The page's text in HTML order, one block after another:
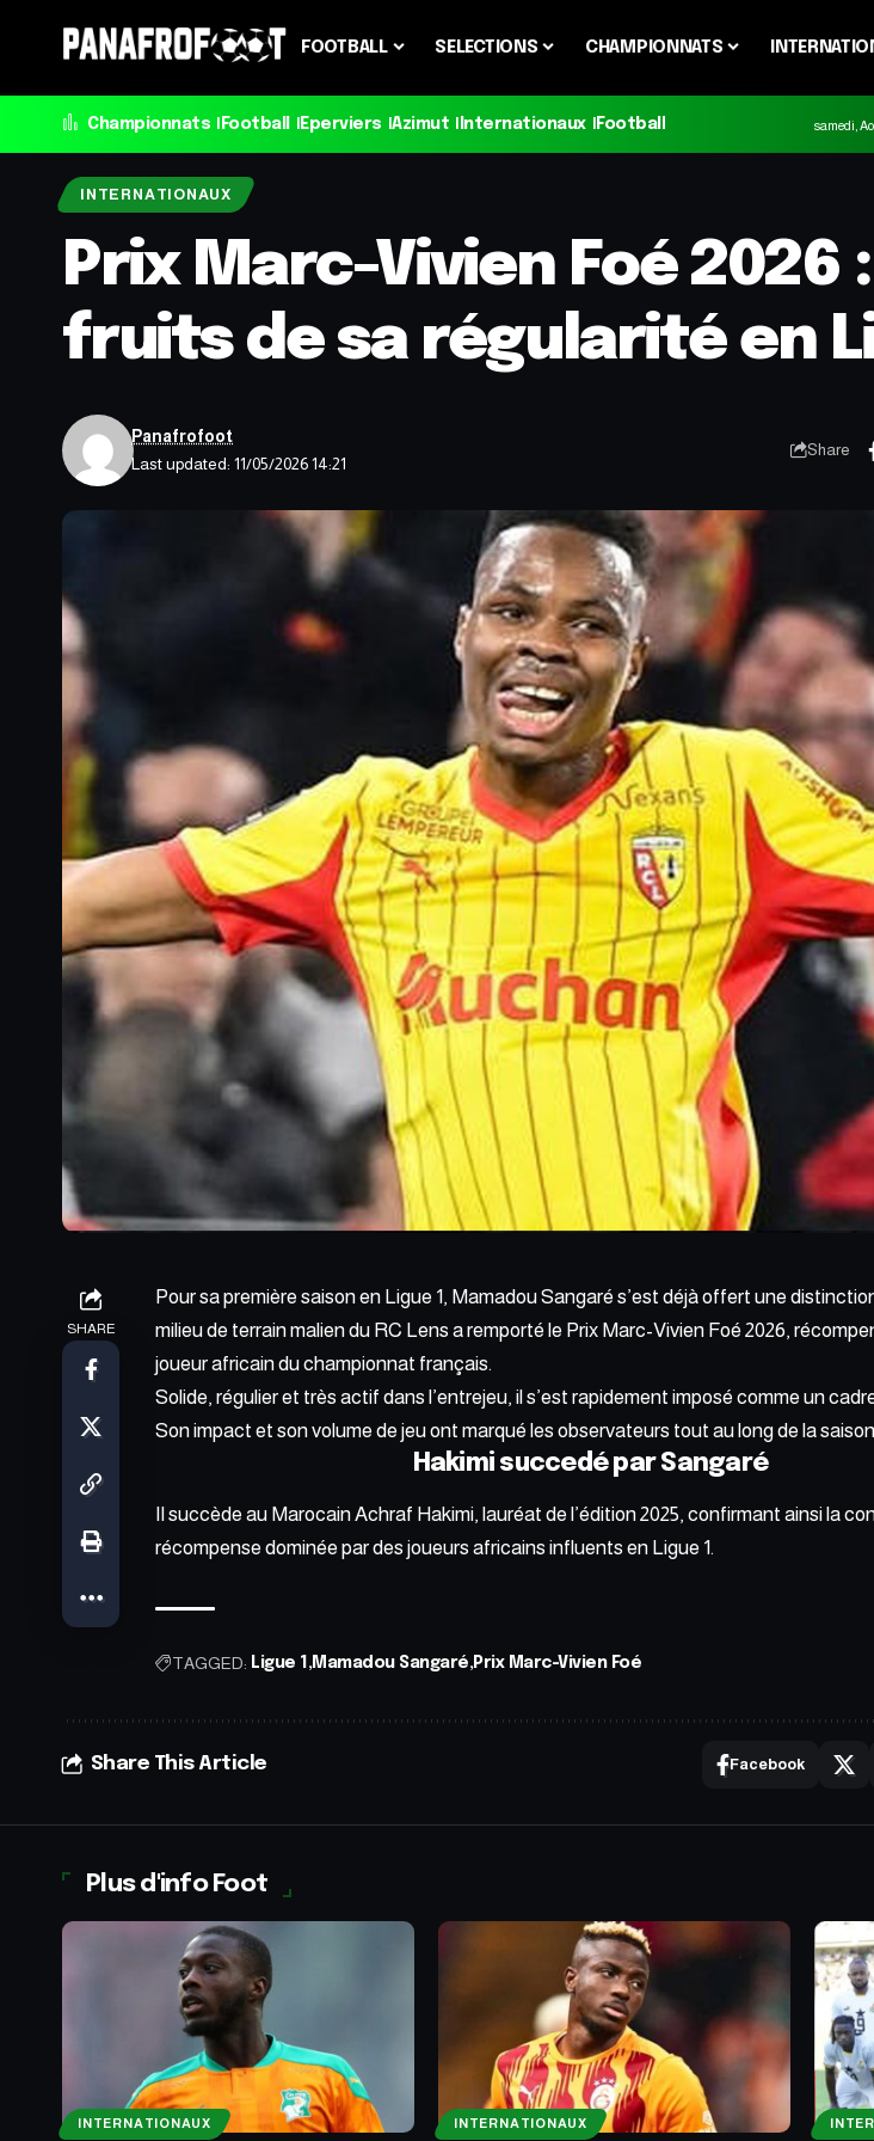
FOOTBALL SELECTIONS CHAMPIONNATS
Championnats Football Eperviers Azimut Internationaux Football samedi,
INTERNATIONAUX
Prix Marc-Vivien Foé
fruits de sa régularité en
Last updated: 11/05/2026 14:21
Panafrofoot
Share
SHARE
Pour sa première saison en Ligue 1, Mamadou Sangaré s’est déjà offert une
milieu de terrain malien du RC Lens a remporté le Prix Marc-Vivien Foé 2026,
joueur africain du championnat français.
Solide, régulier et très actif dans l’entrejeu, il s’est rapidement imposé comme un
Son impact et son volume de jeu ont marqué les observateurs tout au longde la
Hakimi succedé par Sangaré
Il succède au Marocain Achraf Hakimi, lauréat de l’édition 2025, confirmant ainsi la
récompense dominée par des joueurs africains influents en Ligue 1.
TAGGED: Ligue 1 Mamadou Sangaré Prix Marc-Vivien Foé
Share This Article Facebook
Plus d'info Foot
INTERNATIONAUX INTERNATIONAUX